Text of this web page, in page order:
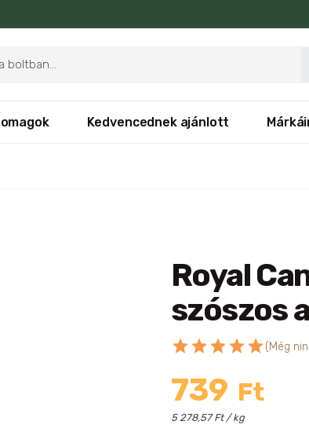
Kedvencednek ajánlott
Royal
szószos
starstarstarstarstar(Még
739 Ft
5 278,57 Ft / kg